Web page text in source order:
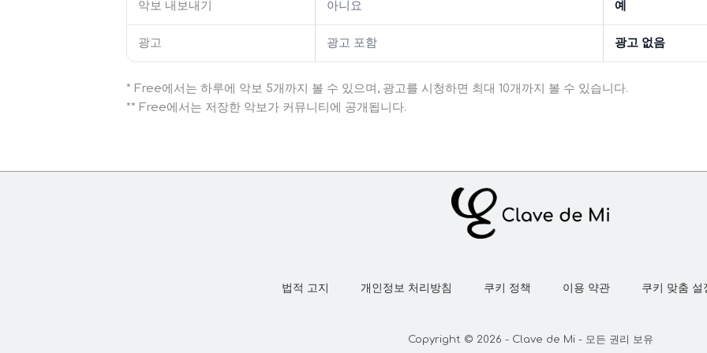
악보 내보내기 아니요 예
광고 광고 포함 광고 없음
* Free에서는 하루에 악보 5개까지 볼 수 있으며, 광고를 시청하면 최대 10개까지 볼 수 있습니다.
** Free에서는 저장한 악보가 커뮤니티에 공개됩니다.
법적 고지 개인정보 처리방침 쿠키 정책 이용 약관 쿠키 맞춤 설
Copyright © 2026 - Clave de Mi - 모든 권리 보유